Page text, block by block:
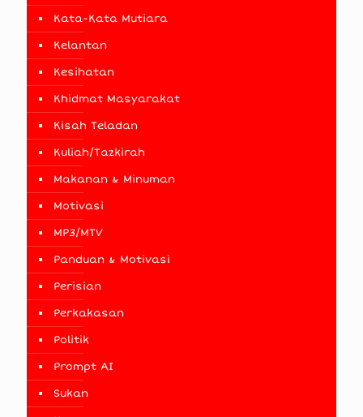
Kata-Kata Mutiara
Kelantan
Kesihatan
Khidmat Masyarakat
Kisah Teladan
Kuliah/Tazkirah
Makanan & Minuman
Motivasi
MP3/MTV
Panduan & Motivasi
Perisian
Perkakasan
Politik
Prompt AI
Sukan